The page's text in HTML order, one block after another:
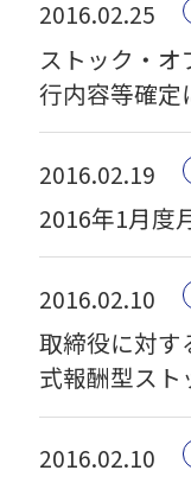
2016.02.25
ストック・
行内容等確定
2016.02.19
2016年1月度
2016.02.10
取締役に対す
式報酬型スト
約権)の発行
2016.02.10